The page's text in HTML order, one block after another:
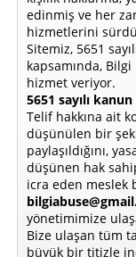
edinmiş ve her
hizmetlerini
Sitemiz, 5651
kapsamında,
hizmet veriyor.
5651 sayılı
Telif hakkına ait
düşünülen bir
paylaşıldığını,
düşünen hak
icra eden meslek
yönetimimize
Bize ulaşan tüm
büyük bir titizle